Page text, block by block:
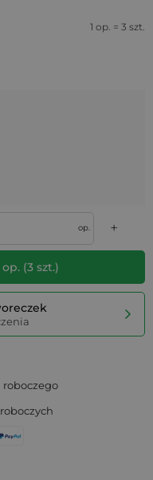
1 op. = 3 szt.
op. +
op. (3szt.)
roboczego